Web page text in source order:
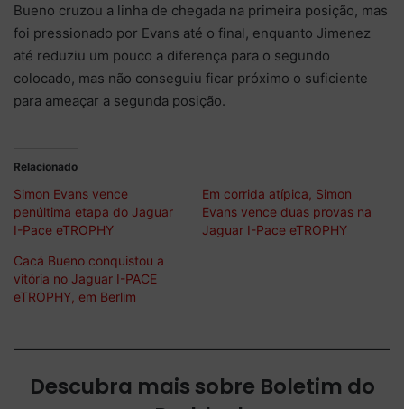
Bueno cruzou a linha de chegada na primeira posição, mas
foi pressionado por Evans até o final, enquanto Jimenez
até reduziu um pouco a diferença para o segundo
colocado, mas não conseguiu ficar próximo o suficiente
para ameaçar a segunda posição.
Relacionado
Simon Evans vence
penúltima etapa do Jaguar
I-Pace eTROPHY
Em corrida atípica, Simon
Evans vence duas provas na
Jaguar I-Pace eTROPHY
Cacá Bueno conquistou a
vitória no Jaguar I-PACE
eTROPHY, em Berlim
Descubra mais sobre Boletim do